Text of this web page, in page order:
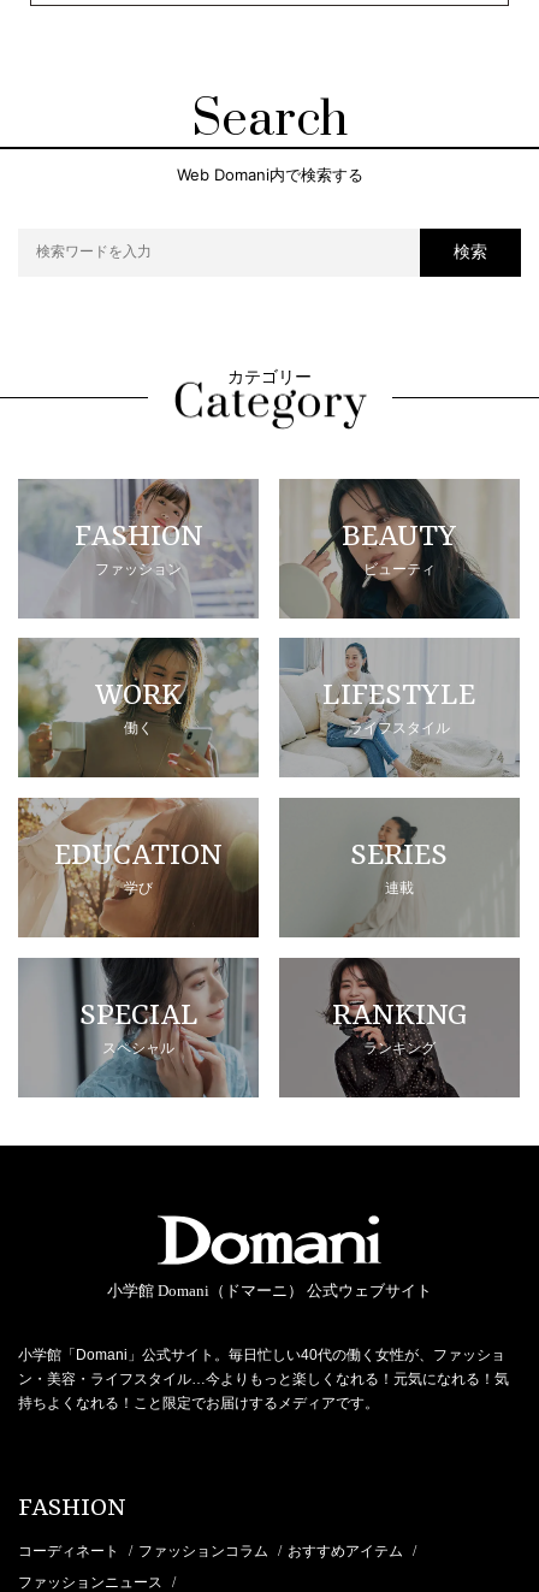
Search
Web Domani内で検索する
検索
カテゴリー
FASHION
ファッション
BEAUTY
ビューティ
WORK
働く
LIFESTYLE
ライフスタイル
EDUCATION
学び
SERIES
連載
SPECIAL
スペシャル
RANKING
ランキング
小学館 Domani（ドマーニ） 公式ウェブサイト
小学館「Domani」公式サイト。毎日忙しい40代の働く女性が、ファッショ
ン・美容・ライフスタイル…今よりもっと楽しくなれる！元気になれる！気
持ちよくなれる！こと限定でお届けするメディアです。
FASHION
コーディネート / ファッションコラム / おすすめアイテム /
ファッションニュース /